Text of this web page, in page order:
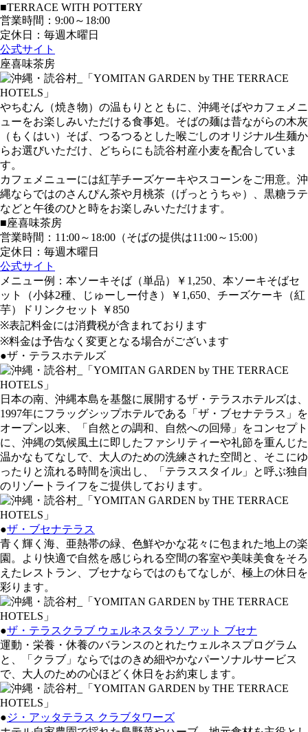
■TERRACE WITH POTTERY
営業時間：9:00～18:00
定休日：毎週木曜日
公式サイト
座喜味茶房
やちむん（焼き物）の温もりとともに、沖縄そばやカフェメニ
ューをお楽しみいただける食事処。そばの麺は昔ながらの木灰
（もくはい）そば、つるつるとした喉ごしのオリジナル生麺か
らお選びいただけ、どちらにも読谷村産小麦を配合していま
す。
カフェメニューには紅芋チーズケーキやスコーンをご用意。沖
縄ならではのさんぴん茶や月桃茶（げっとうちゃ）、黒糖ラテ
などと午後のひと時をお楽しみいただけます。
■座喜味茶房
営業時間：11:00～18:00（そばの提供は11:00～15:00）
定休日：毎週木曜日
公式サイト
メニュー例：本ソーキそば（単品）￥1,250、本ソーキそばセ
ット（小鉢2種、じゅーしー付き）￥1,650、チーズケーキ（紅
芋）ドリンクセット ￥850
※表記料金には消費税が含まれております
※料金は予告なく変更となる場合がございます
●ザ・テラスホテルズ
日本の南、沖縄本島を基盤に展開するザ・テラスホテルズは、
1997年にフラッグシップホテルである「ザ・ブセナテラス」を
オープン以来、「自然との調和、自然への回帰」をコンセプト
に、沖縄の気候風土に即したファシリティーや礼節を重んじた
温かなもてなしで、大人のための洗練された空間と、そこにゆ
ったりと流れる時間を演出し、「テラススタイル」と呼ぶ独自
のリゾートライフをご提供しております。
●ザ・ブセナテラス
青く輝く海、亜熱帯の緑、色鮮やかな花々に包まれた地上の楽
園。より快適で自然を感じられる空間の客室や美味美食をそろ
えたレストラン、ブセナならではのもてなしが、極上の休日を
彩ります。
●ザ・テラスクラブ ウェルネスタラソ アット ブセナ
運動・栄養・休養のバランスのとれたウェルネスプログラム
と、「クラブ」ならではのきめ細やかなパーソナルサービス
で、大人のための心ほどく休日をお約束します。
●ジ・アッタテラス クラブタワーズ